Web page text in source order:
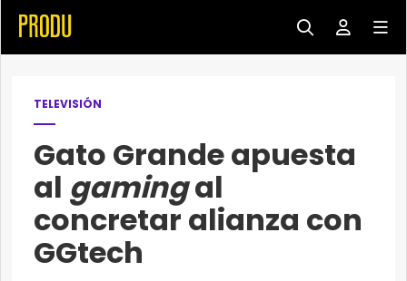
TELEVISIÓN
Gato Grande apuesta
al gamingal
concretar alianza con
GGtech